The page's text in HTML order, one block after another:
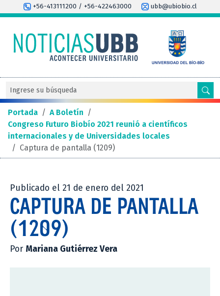
+56-413111200 / +56-422463000 ubb@ubiobio.cl
Portada / A Boletín /
Congreso Futuro Biobío 2021 reunió a científicos
internacionales y de Universidades locales
/ Captura de pantalla (1209)
Publicado el 21 de enero del 2021
CAPTURA DE PANTALLA
(1209)
Por Mariana Gutiérrez Vera